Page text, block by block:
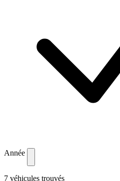
Année
7 véhicules trouvés